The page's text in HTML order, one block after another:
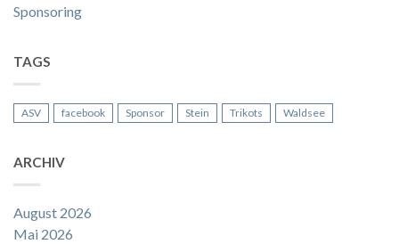
Sponsoring
TAGS
ASV facebook Sponsor Stein Trikots Waldsee
ARCHIV
August 2026
Mai 2026